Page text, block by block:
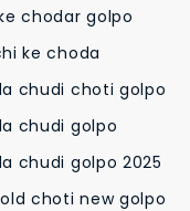
chodar golpo
ke choda
chudi choti golpo
chudi golpo
chudi golpo 2025
choti new golpo